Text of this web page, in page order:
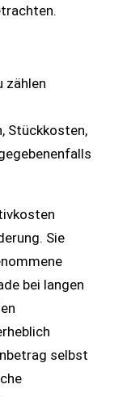
zählen
Stückkosten,
Sie
bei langen
selbst